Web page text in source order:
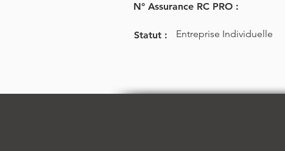
N° Assurance RC PRO :
Statut : Entreprise Individuelle